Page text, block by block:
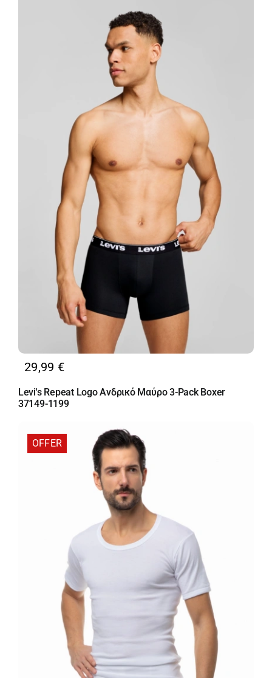
29,99 €
Levi's Repeat Logo Ανδρικό Μαύρο 3-Pack Boxer
37149-1199
OFFER